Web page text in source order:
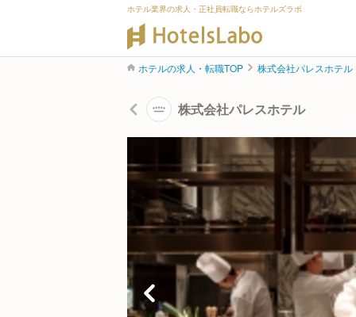
ホテル業界の求人・正社員転職ならホテルズラボ
ホテルの求人・転職TOP 株式会社パレスホテル
株式会社パレスホテル